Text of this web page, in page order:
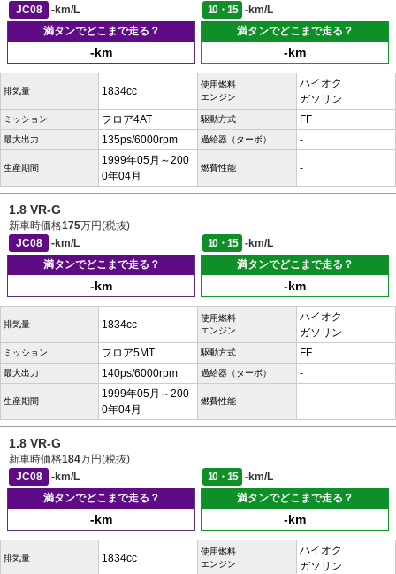
JC08
-km/L 10・15
-km/L
満タンでどこまで走る？
-km
満タンでどこまで走る？
-km
排気量 1834cc
使用燃料
エンジン
ハイオク
ガソリン
ミッション フロア4AT 駆動方式 FF
最大出力 135ps/6000rpm 過給器（ターボ） -
生産期間
1999年05月～200
0年04月
燃費性能 -
1.8 VR-G
新車時価格175万円(税抜)
JC08
-km/L 10・15
-km/L
満タンでどこまで走る？
-km
満タンでどこまで走る？
-km
排気量 1834cc
使用燃料
エンジン
ハイオク
ガソリン
ミッション フロア5MT 駆動方式 FF
最大出力 140ps/6000rpm 過給器（ターボ） -
生産期間
1999年05月～200
0年04月
燃費性能 -
1.8 VR-G
新車時価格184万円(税抜)
JC08
-km/L 10・15
-km/L
満タンでどこまで走る？
-km
満タンでどこまで走る？
-km
排気量 1834cc
使用燃料
エンジン
ハイオク
ガソリン